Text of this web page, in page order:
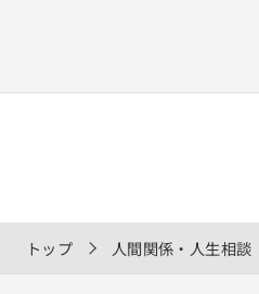
トップ 人間関係・人生相談